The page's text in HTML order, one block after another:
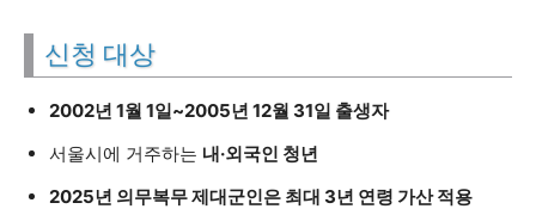
신청 대상
2002년 1월 1일~2005년 12월 31일 출생자
서울시에 거주하는 내·외국인 청년
2025년 의무복무 제대군인은 최대 3년 연령 가산 적용